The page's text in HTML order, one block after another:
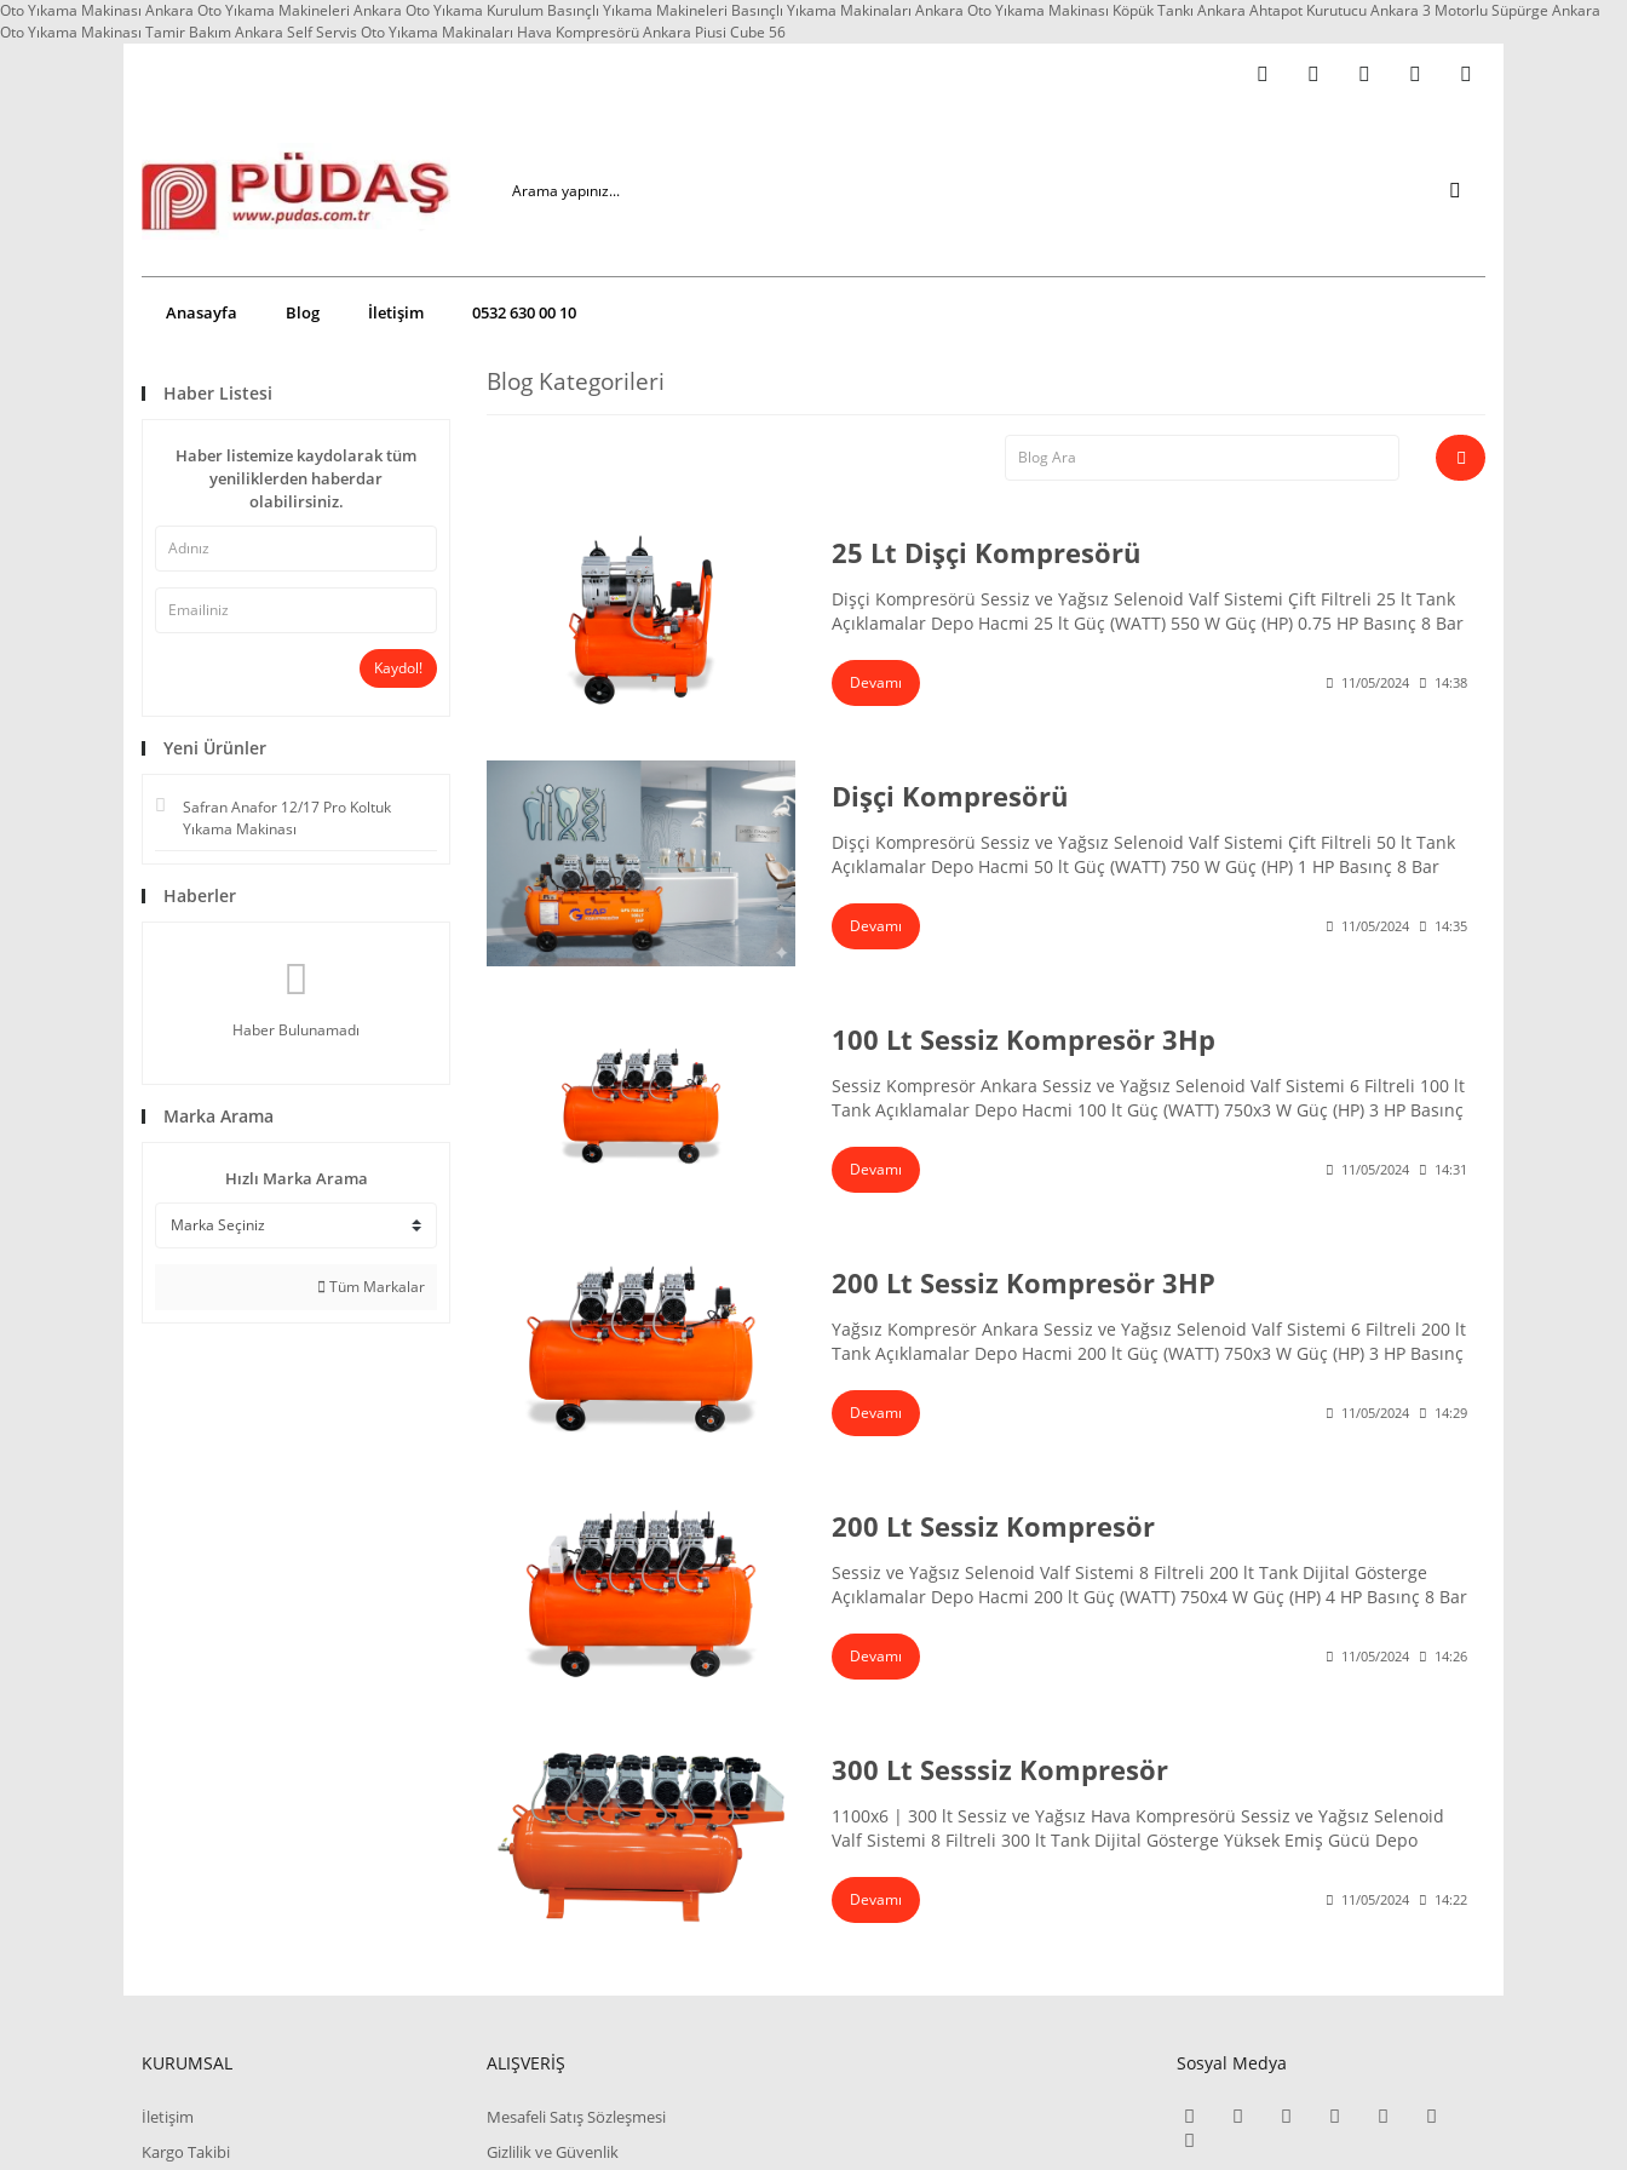
Oto Yıkama Makinası Ankara Oto Yıkama Makineleri Ankara Oto Yıkama Kurulum Basınçlı Yıkama Makineleri Basınçlı Yıkama Makinaları Ankara Oto Yıkama Makinası Köpük Tankı Ankara Ahtapot Kurutucu Ankara 3 Motorlu Süpürge Ankara
Oto Yıkama Makinası Tamir Bakım Ankara Self Servis Oto Yıkama Makinaları Hava Kompresörü Ankara Piusi Cube 56
Anasayfa Blog İletişim 0532 630 00 10
Haber Listesi
Haber listemize kaydolarak tüm
yeniliklerden haberdar
olabilirsiniz.
Kaydol!
Yeni Ürünler
Safran Anafor 12/17 Pro Koltuk
Yıkama Makinası
Haberler
Haber Bulunamadı
Marka Arama
Hızlı Marka Arama
Tüm Markalar
Blog Kategorileri
25 Lt Dişçi Kompresörü
Dişçi Kompresörü Sessiz ve Yağsız Selenoid Valf Sistemi Çift Filtreli 25 lt Tank
Açıklamalar Depo Hacmi 25 lt Güç (WATT) 550 W Güç (HP) 0.75 HP Basınç 8 Bar
58x25x61 cm
Devamı 11/05/2024 14:38
Dişçi Kompresörü
Dişçi Kompresörü Sessiz ve Yağsız Selenoid Valf Sistemi Çift Filtreli 50 lt Tank
Açıklamalar Depo Hacmi 50 lt Güç (WATT) 750 W Güç (HP) 1 HP Basınç 8 Bar
67x32x69 cm
Devamı 11/05/2024 14:35
100 Lt Sessiz Kompresör 3Hp
Sessiz Kompresör Ankara Sessiz ve Yağsız Selenoid Valf Sistemi 6 Filtreli 100 lt
Tank Açıklamalar Depo Hacmi 100 lt Güç (WATT) 750x3 W Güç (HP) 3 HP Basınç
112x45x75 cm
Devamı 11/05/2024 14:31
200 Lt Sessiz Kompresör 3HP
Yağsız Kompresör Ankara Sessiz ve Yağsız Selenoid Valf Sistemi 6 Filtreli 200 lt
Tank Açıklamalar Depo Hacmi 200 lt Güç (WATT) 750x3 W Güç (HP) 3 HP Basınç
129x46x79 cm
Devamı 11/05/2024 14:29
200 Lt Sessiz Kompresör
Sessiz ve Yağsız Selenoid Valf Sistemi 8 Filtreli 200 lt Tank Dijital Gösterge
Açıklamalar Depo Hacmi 200 lt Güç (WATT) 750x4 W Güç (HP) 4 HP Basınç 8 Bar
129x46x79 cm
Devamı 11/05/2024 14:26
300 Lt Sesssiz Kompresör
1100x6 | 300 lt Sessiz ve Yağsız Hava Kompresörü Sessiz ve Yağsız Selenoid
Valf Sistemi 8 Filtreli 300 lt Tank Dijital Gösterge Yüksek Emiş Gücü Depo
220 V Ses Düzeyi 76 dB Ağırlık 190 kg Ölçüler 165x125x60 cm
Devamı 11/05/2024 14:22
KURUMSAL
İletişim
Kargo Takibi
ALIŞVERİŞ
Mesafeli Satış Sözleşmesi
Gizlilik ve Güvenlik
Sosyal Medya